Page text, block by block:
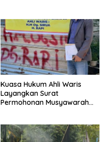
Kuasa Hukum Ahli Waris
Layangkan Surat
Permohonan Musyawarah